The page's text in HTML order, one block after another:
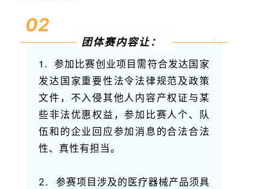
02
团体赛内容让：
1. 参加比赛创业项目需符合发达国家
发达国家重要性法令法律规范及政策
文件，不入侵其他人内容产权证与某
些非法优惠权益，参加比赛人个、队
伍和的企业回应参加消息的合法合法
性、真性有担当。
2. 参赛项目涉及的医疗器械产品须具